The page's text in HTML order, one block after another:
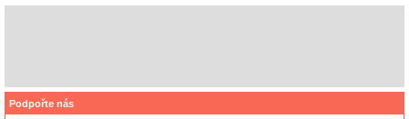
Podpořte nás